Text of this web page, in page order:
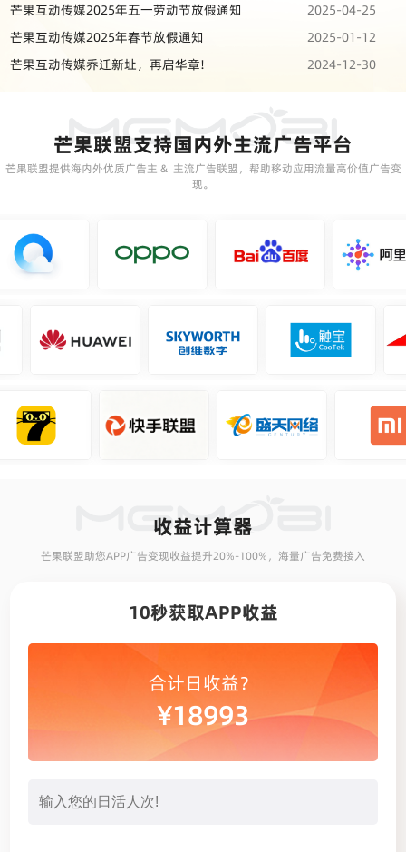
芒果互动传媒2025年五一劳动节放假通知
2025-04-25
芒果互动传媒2025年春节放假通知
2025-01-12
芒果互动传媒乔迁新址，再启华章!
2024-12-30
芒果联盟支持国内外主流广告平台
芒果联盟提供海内外优质广告主 & 主流广告联盟，帮助移动应用流量高价值广告变
现。
收益计算器
芒果联盟助您APP广告变现收益提升20%-100%，海量广告免费接入
10秒获取APP收益
合计日收益？
¥18993